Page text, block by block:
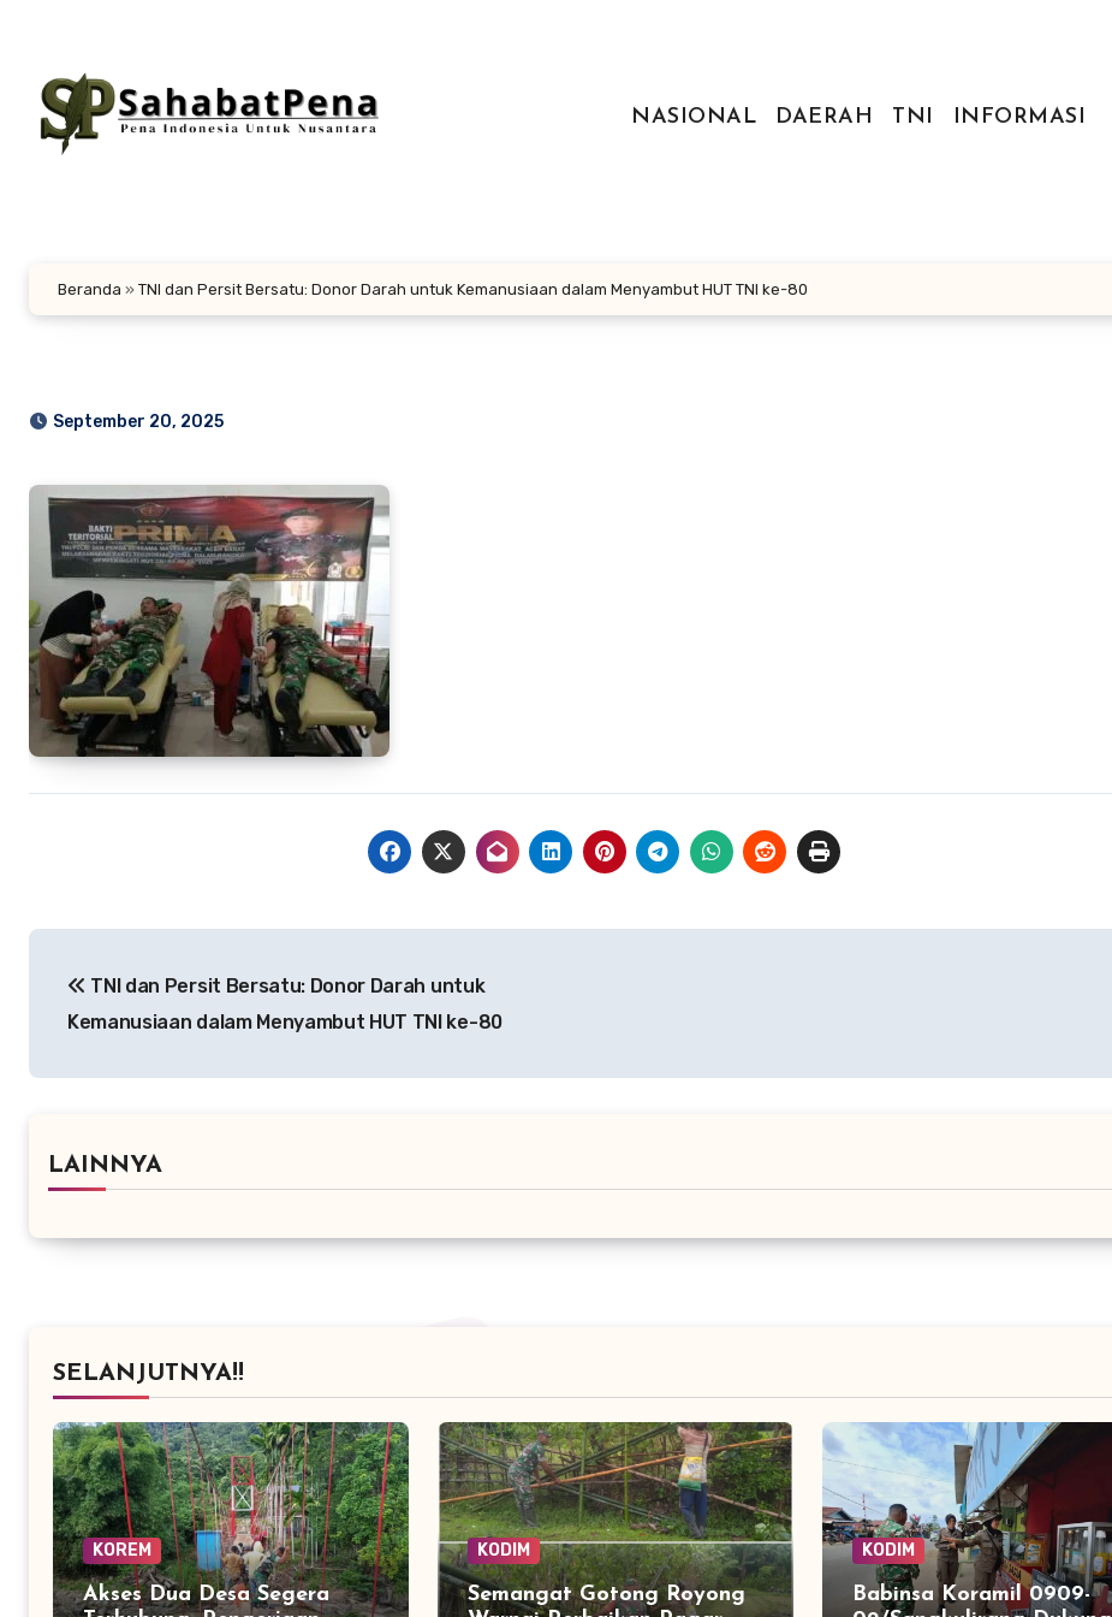
konten
NASIONAL
DAERAH TNI INFORMASI
Beranda » TNI dan Persit Bersatu: Donor Darah untuk Kemanusiaan dalam Menyambut HUT TNI ke-80
September 20, 2025
pos TNI dan Persit Bersatu: Donor Darah untuk
Kemanusiaan dalam Menyambut HUT TNI ke-80
LAINNYA
SELANJUTNYA!!
KOREM
Akses Dua Desa Segera
KODIM
Semangat Gotong Royong
KODIM
Babinsa Koramil 0909-